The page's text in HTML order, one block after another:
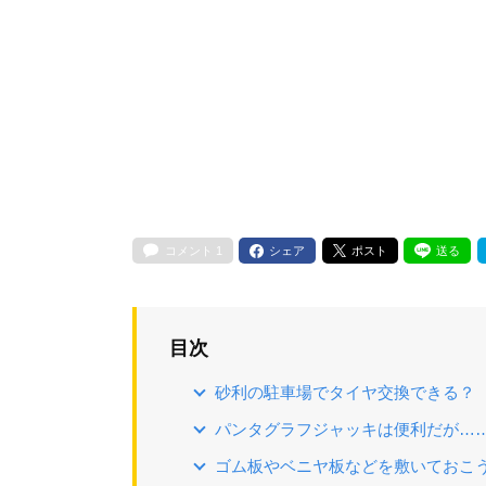
コメント 1 シェア ポスト 送る
目次
砂利の駐車場でタイヤ交換できる？
パンタグラフジャッキは便利だが
ゴム板やベニヤ板などを敷いておこう